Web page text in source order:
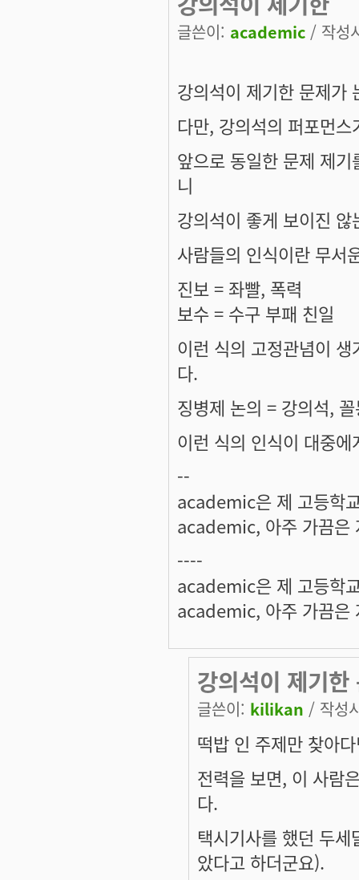
글쓴이: academic / 작성
강의석이 제기한 문제가
다만, 강의석의 퍼포먼
앞으로 동일한 문제 제
니
강의석이 좋게 보이진 않
사람들의 인식이란 무서
진보 = 좌빨, 폭력
보수 = 수구 부패 친일
이런 식의 고정관념이
다.
징병제 논의 = 강의석,
이런 식의 인식이 대중
--
academic은 제 고등학
academic, 아주 가끔은
----
academic은 제 고등학
academic, 아주 가끔은
강의석이 제기
글쓴이: kilikan / 작성
떡밥 인 주제만 찾아
전력을 보면, 이 사람
다.
택시기사를 했던 두
았다고 하더군요).